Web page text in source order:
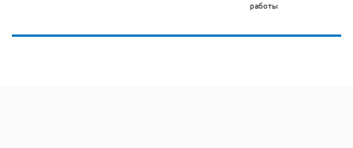
работы